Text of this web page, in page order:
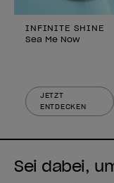
INFINITE SHINE
Sea Me Now
JETZT
ENTDECKEN
Sei dabei,